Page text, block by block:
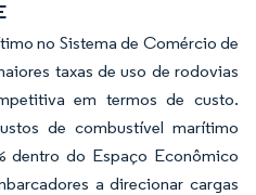
no Sistema de Comércio de
taxas de uso de rodovias
em termos de custo.
de combustível marítimo
dentro do Espaço Econômico
a direcionar cargas